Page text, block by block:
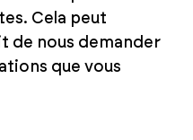
Cela peut
de nous demander
que vous